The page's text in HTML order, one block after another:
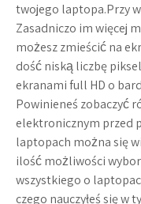
twojego laptopa.Przy
Zasadniczo im więcej
możesz zmieścić na
dość niską liczbę
ekranami full HD o
Powinieneś zobaczyć
elektronicznym przed
laptopach można się
ilość możliwości
wszystkiego o
czego nauczyłeś się